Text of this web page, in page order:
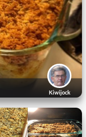
Kiwijock